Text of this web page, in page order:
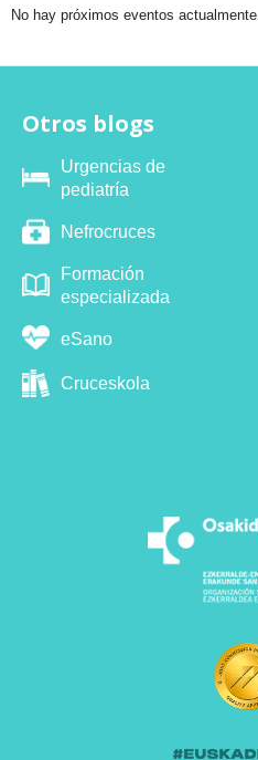
No hay próximos eventos actualmente.
Otros blogs
Urgencias de
pediatría
Nefrocruces
Formación
especializada
eSano
Cruceskola